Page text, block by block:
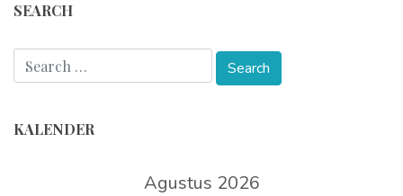
SEARCH
KALENDER
Agustus 2026